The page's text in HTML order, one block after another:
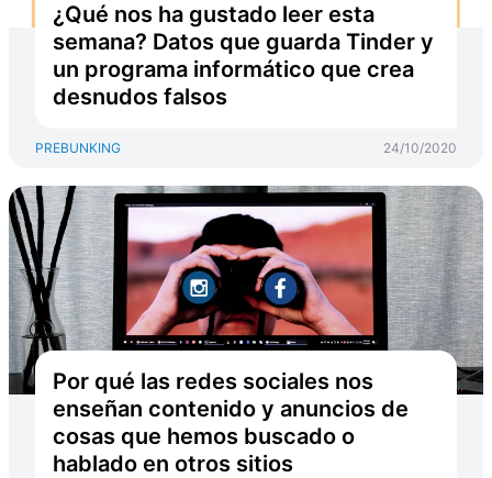
¿Qué nos ha gustado leer esta
semana? Datos que guarda Tinder y
un programa informático que crea
desnudos falsos
PREBUNKING 24/10/2020
Por qué las redes sociales nos
enseñan contenido y anuncios de
cosas que hemos buscado o
hablado en otros sitios